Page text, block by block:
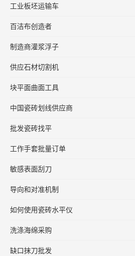
工业板坯运输车
百洁布创造者
制造商灌浆浮子
供应石材切割机
块平面曲面工具
中国瓷砖划线供应商
批发瓷砖找平
工作手套批量订单
敏感表面刮刀
导向和对准机制
如何使用瓷砖水平仪
洗涤海绵采购
缺口抹刀批发